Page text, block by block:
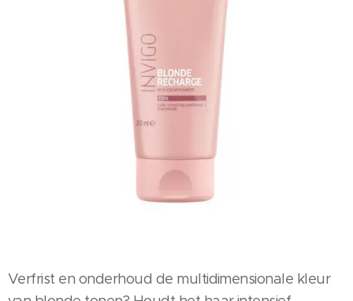
Verfrist en onderhoud de multidimensionale kleur